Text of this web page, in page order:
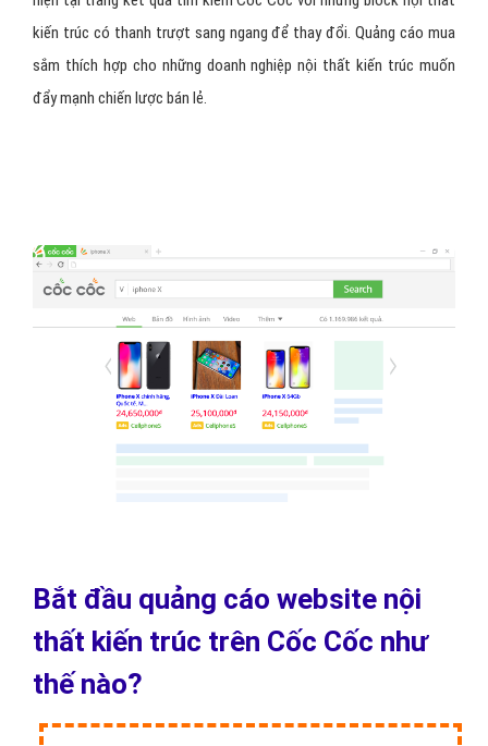
kiến trúc có thanh trượt sang ngang để thay đổi. Quảng cáo mua
sắm thích hợp cho những doanh nghiệp nội thất kiến trúc muốn
đẩy mạnh chiến lược bán lẻ.
Bắt đầu quảng cáo website nội
thất kiến trúc trên Cốc Cốc như
thế nào?